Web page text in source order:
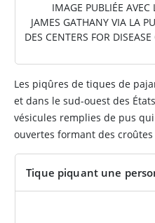
IMAGE PUBLIÉE
JAMES GATHANY VIA LA
DES CENTERS FOR
Les piqûres de tiques de
et dans le sud-ouest des
vésicules remplies de pus
ouvertes formant des
Tique piquant une